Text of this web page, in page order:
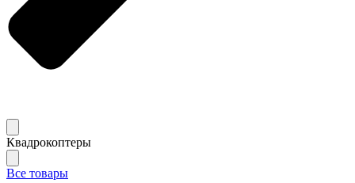
Квадрокоптеры
Все товары